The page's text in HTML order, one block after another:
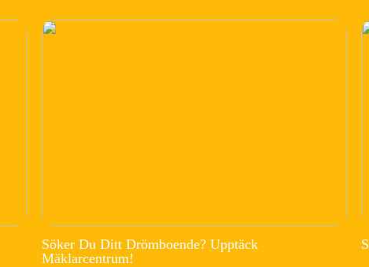
Söker Du Ditt Drömboende? Upptäck
Mäklarcentrum!